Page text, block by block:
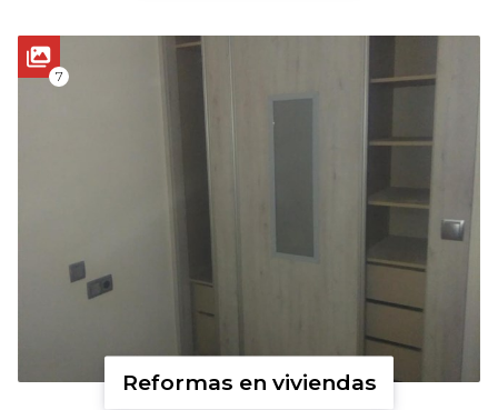
Reformas en viviendas
7